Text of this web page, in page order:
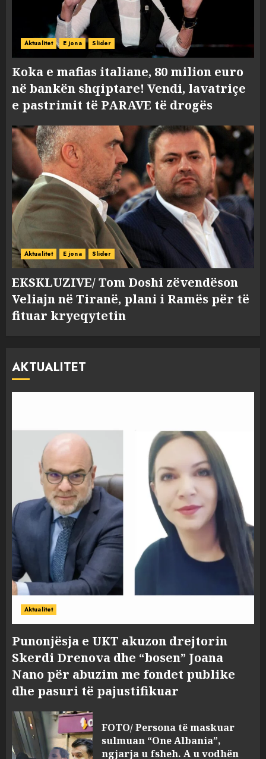
Aktualitet E jona Slider
Koka e mafias italiane, 80 milion euro
në bankën shqiptare! Vendi, lavatriçe
e pastrimit të PARAVE të drogës
Aktualitet E jona Slider
EKSKLUZIVE/ Tom Doshi zëvendëson
Veliajn në Tiranë, plani i Ramës për të
fituar kryeqytetin
AKTUALITET
Aktualitet
Punonjësja e UKT akuzon drejtorin
Skerdi Drenova dhe “bosen” Joana
Nano për abuzim me fondet publike
dhe pasuri të pajustifikuar
FOTO/ Persona të maskuar
sulmuan “One Albania”,
ngjarja u fsheh. A u vodhën